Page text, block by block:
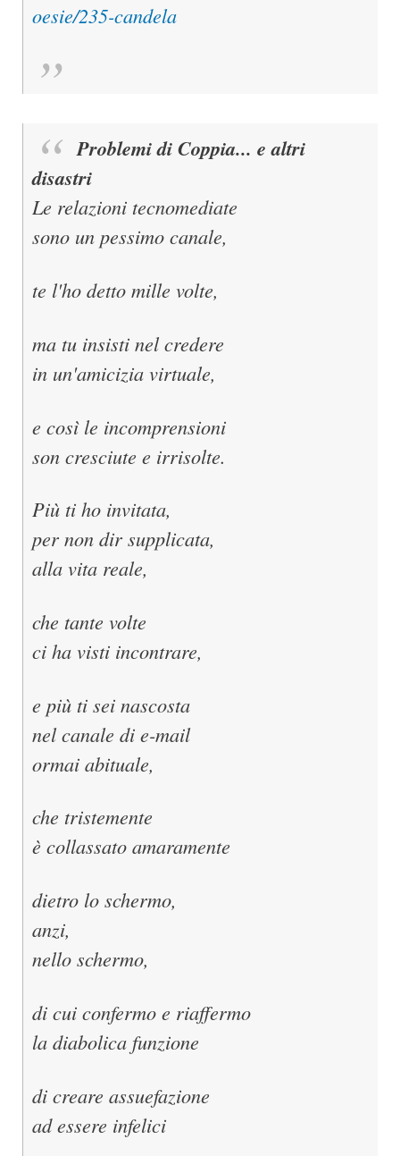
oesie/235-candela
Problemi di Coppia... e altri
disastri
Le relazioni tecnomediate
sono un pessimo canale,
te l'ho detto mille volte,
ma tu insisti nel credere
in un'amicizia virtuale,
e così le incomprensioni
son cresciute e irrisolte.
Più ti ho invitata,
per non dir supplicata,
alla vita reale,
che tante volte
ci ha visti incontrare,
e più ti sei nascosta
nel canale di e-mail
ormai abituale,
che tristemente
è collassato amaramente
dietro lo schermo,
anzi,
nello schermo,
di cui confermo e riaffermo
la diabolica funzione
di creare assuefazione
ad essere infelici